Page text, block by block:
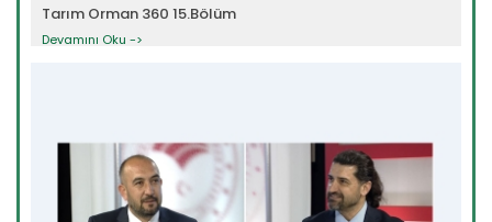
Tarım Orman 360 15.Bölüm
Devamını Oku ->